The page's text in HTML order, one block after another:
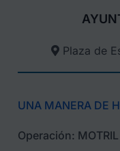
Plaza de
UNA MANERA DE
Operación: